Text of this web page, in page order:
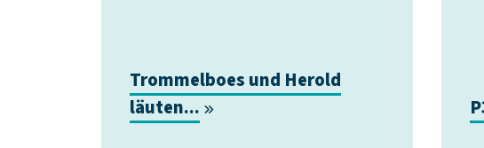
Trommelboes und Herold
läuten...